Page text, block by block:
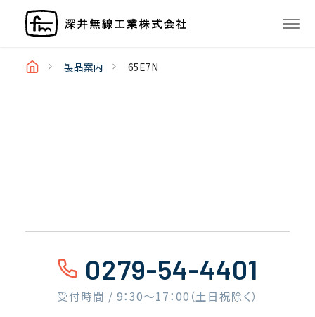
製品案内 65E7N
0279-54-4401
受付時間 / 9：30〜17：00（土日祝除く）